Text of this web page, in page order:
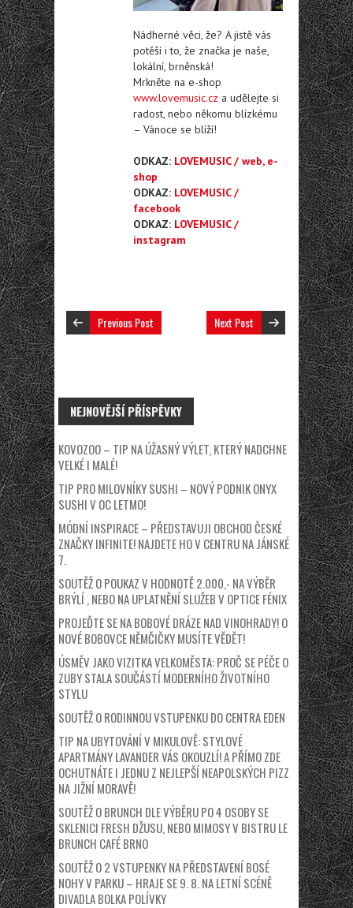
Nádherné věci, že? A jistě vás
potěší i to, že značka je naše,
lokální, brněnská!
Mrkněte na e-shop
www.lovemusic.cz a udělejte si
radost, nebo někomu blízkému
– Vánoce se blíží!
ODKAZ: LOVEMUSIC / web, e-
shop
ODKAZ: LOVEMUSIC /
facebook
ODKAZ: LOVEMUSIC /
instagram
Previous Post Next Post
NEJNOVĚJŠÍ PŘÍSPĚVKY
KOVOZOO – TIP NA ÚŽASNÝ VÝLET, KTERÝ NADCHNE
VELKÉ I MALÉ!
TIP PRO MILOVNÍKY SUSHI – NOVÝ PODNIK ONYX
SUSHI V OC LETMO!
MÓDNÍ INSPIRACE – PŘEDSTAVUJI OBCHOD ČESKÉ
ZNAČKY INFINITE! NAJDETE HO V CENTRU NA JÁNSKÉ
7.
SOUTĚŽ O POUKAZ V HODNOTĚ 2.000,- NA VÝBĚR
BRÝLÍ , NEBO NA UPLATNĚNÍ SLUŽEB V OPTICE FÉNIX
PROJEĎTE SE NA BOBOVÉ DRÁZE NAD VINOHRADY! O
NOVÉ BOBOVCE NĚMČIČKY MUSÍTE VĚDĚT!
ÚSMĚV JAKO VIZITKA VELKOMĚSTA: PROČ SE PÉČE O
ZUBY STALA SOUČÁSTÍ MODERNÍHO ŽIVOTNÍHO
STYLU
SOUTĚŽ O RODINNOU VSTUPENKU DO CENTRA EDEN
TIP NA UBYTOVÁNÍ V MIKULOVĚ: STYLOVÉ
APARTMÁNY LAVANDER VÁS OKOUZLÍ! A PŘÍMO ZDE
OCHUTNÁTE I JEDNU Z NEJLEPŠÍ NEAPOLSKÝCH PIZZ
NA JIŽNÍ MORAVĚ!
SOUTĚŽ O BRUNCH DLE VÝBĚRU PO 4 OSOBY SE
SKLENICI FRESH DŽUSU, NEBO MIMOSY V BISTRU LE
BRUNCH CAFÉ BRNO
SOUTĚŽ O 2 VSTUPENKY NA PŘEDSTAVENÍ BOSÉ
NOHY V PARKU – HRAJE SE 9. 8. NA LETNÍ SCÉNĚ
DIVADLA BOLKA POLÍVKY